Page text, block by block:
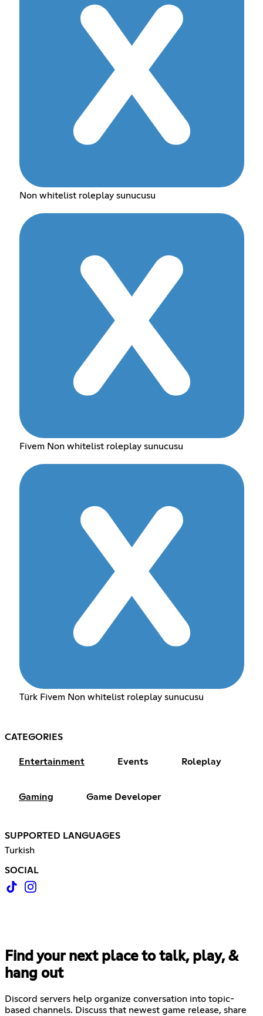
Non whitelist roleplay sunucusu
Fivem Non whitelist roleplay sunucusu
Türk Fivem Non whitelist roleplay sunucusu
CATEGORIES
Entertainment Events Roleplay
Gaming Game Developer
SUPPORTED LANGUAGES
Turkish
SOCIAL
Find your next place to talk, play, &
hang out
Discord servers help organize conversation into topic-
based channels. Discuss that newest game release, share